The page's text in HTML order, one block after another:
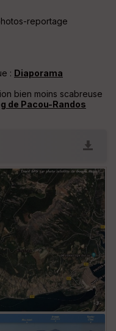
C
ou
Ep
ai
ss
eu
Tr
sp
ar
en
ce
reportage
: Diaporama
bien moins scabreuse
de Pacou-Randos